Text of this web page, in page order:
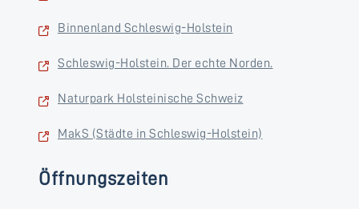
Binnenland Schleswig-Holstein
Schleswig-Holstein. Der echte Norden.
Naturpark Holsteinische Schweiz
MakS (Städte in Schleswig-Holstein)
Öffnungszeiten